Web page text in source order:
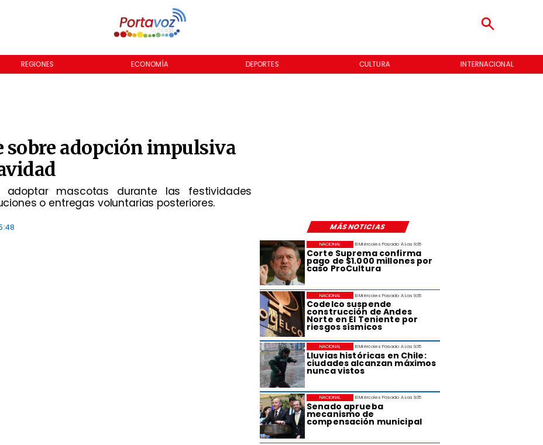
REGIONES ECONOMÍA DEPORTES CULTURA INTERNACIONAL
sobre adopción impulsiva
adoptar mascotas durante las festividades
o entregas voluntarias posteriores.
MÁS NOTICIAS
El Miércoles Pasado A Las 9:35
Corte Suprema confirma
pago de $1.000 millones por
caso ProCultura
NACIONAL
El Miércoles Pasado A Las 9:35
Codelco suspende
construcción de Andes
Norte en El Teniente por
riesgos sísmicos
NACIONAL
El Miércoles Pasado A Las 9:35
Lluvias históricas en Chile:
ciudades alcanzan máximos
nunca vistos
NACIONAL
El Miércoles Pasado A Las 9:35
Senado aprueba
mecanismo de
compensación municipal
NACIONAL